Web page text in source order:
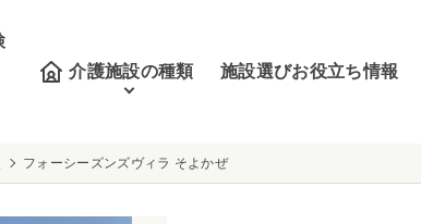
介護施設の種類 施設選びお役立ち情報
フォーシーズンズヴィラ そよかぜ